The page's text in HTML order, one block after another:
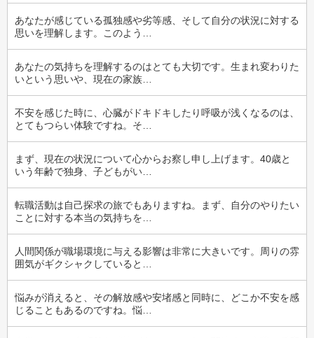
あなたが感じている孤独感や劣等感、そして自分の状況に対する
思いを理解します。このよう…
あなたの気持ちを理解するのはとても大切です。生まれ変わりた
いという思いや、現在の家族…
不安を感じた時に、心臓がドキドキしたり呼吸が浅くなるのは、
とてもつらい体験ですね。そ…
まず、現在の状況について心からお察し申し上げます。40歳と
いう年齢で独身、子どもがい…
転職活動は自己探求の旅でもありますね。まず、自分のやりたい
ことに対する本当の気持ちを…
人間関係が職場環境に与える影響は非常に大きいです。周りの雰
囲気がギクシャクしていると…
悩みが消えると、その解放感や安堵感と同時に、どこか不安を感
じることもあるのですね。悩…